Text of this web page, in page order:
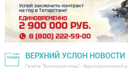
ВЕРХНИЙ УСЛОН НОВОСТИ
Газета "Волжская новь" - Верхнеуслонский